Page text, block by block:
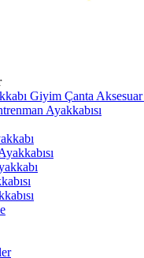
Giyim Çanta Aksesuar
Ayakkabısı